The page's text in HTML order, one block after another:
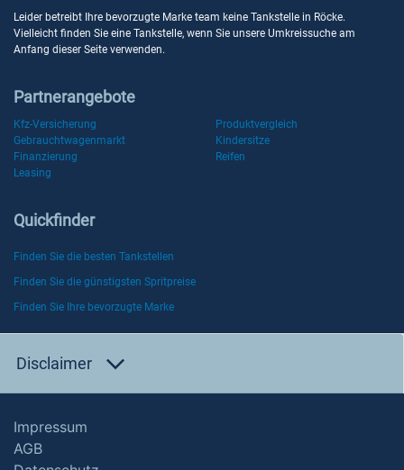
Leider betreibt Ihre bevorzugte Marke team keine Tankstelle in Röcke.
Vielleicht finden Sie eine Tankstelle, wenn Sie unsere Umkreissuche am
Anfang dieser Seite verwenden.
Partnerangebote
Kfz-Versicherung
Produktvergleich
Gebrauchtwagenmarkt
Kindersitze
Finanzierung
Reifen
Leasing
Quickfinder
Finden Sie die besten Tankstellen
Finden Sie die günstigsten Spritpreise
Finden Sie Ihre bevorzugte Marke
Disclaimer
Impressum
AGB